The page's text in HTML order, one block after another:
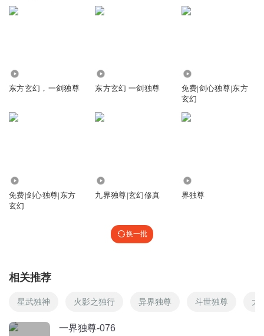
东方玄幻，一剑独尊 东方玄幻 一剑独尊
免费|剑心独尊|东方
玄幻
免费|剑心独尊|东方
玄幻
九界独尊|玄幻修真 界独尊
换一批
相关推荐
星武独神 火影之独行 异界独尊 斗世独尊 大
一界独尊-076